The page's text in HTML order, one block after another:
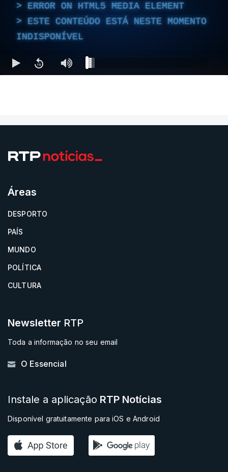
ERROR ON HTML5 MEDIA ELEMENT
ESTE CONTEÚDO ESTÁ NESTE MOMENTO
INDISPONÍVEL
Áreas
DESPORTO
PAÍS
MUNDO
POLÍTICA
CULTURA
Newsletter RTP
Toda a informação no seu email
O Essencial
Instale a aplicação RTP Notícias
Disponível gratuitamente para iOS e Android